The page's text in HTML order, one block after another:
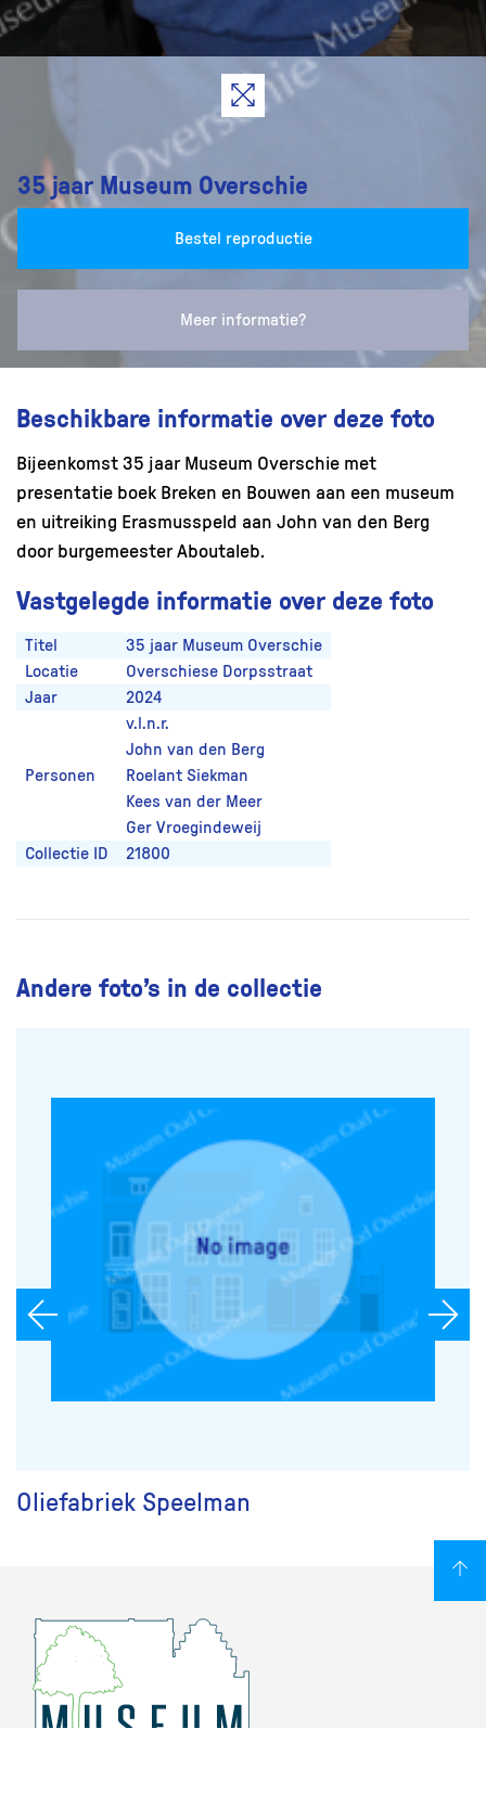
35 jaar Museum Overschie
Bestel reproductie
Meer informatie?
Beschikbare informatie over deze foto
Bijeenkomst 35 jaar Museum Overschie met
presentatie boek Breken en Bouwen aan een museum
en uitreiking Erasmusspeld aan John van den Berg
door burgemeester Aboutaleb.
Vastgelegde informatie over deze foto
Titel
35 jaar Museum Overschie
Locatie
Overschiese Dorpsstraat
Jaar
2024
Personen
v.l.n.r.
John van den Berg
Roelant Siekman
Kees van der Meer
Ger Vroegindeweij
Collectie ID
21800
Andere foto’s in de collectie
Oliefabriek Speelman